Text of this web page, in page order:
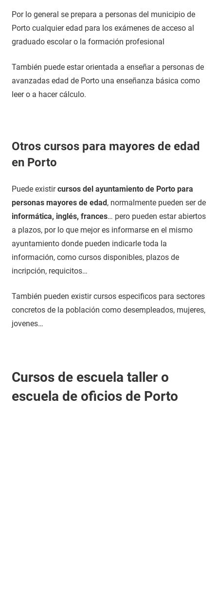
Por lo general se prepara a personas del municipio de
Porto cualquier edad para los exámenes de acceso al
graduado escolar o la formación profesional
También puede estar orientada a enseñar a personas de
avanzadas edad de Porto una enseñanza básica como
leer o a hacer cálculo.
Otros cursos para mayores de edad
en Porto
Puede existircursos del ayuntamiento de Porto para
personas mayores de edad, normalmente pueden ser de
informática, inglés, frances… pero pueden estar abiertos
a plazos, por lo que mejor es informarse en el mismo
ayuntamiento donde pueden indicarle toda la
información, como cursos disponibles, plazos de
incripción, requicitos…
También pueden existir cursos especificos para sectores
concretos de la población como desempleados, mujeres,
jovenes…
Cursos de escuela taller o
escuela de oficios de Porto